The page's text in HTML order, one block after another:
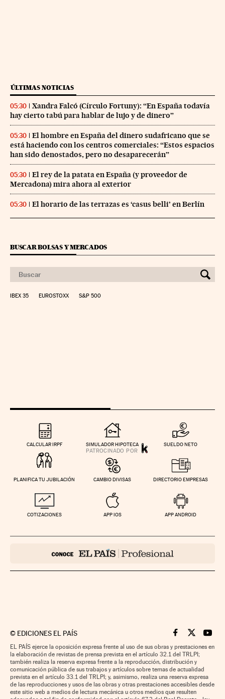
ÚLTIMAS NOTICIAS
05:30
Xandra Falcó (Círculo Fortuny): “En España todavía
hay cierto tabú para hablar de lujo y de dinero”
05:30
El hombre en España del dinero sudafricano que se
está haciendo con los centros comerciales: “Estos espacios
han sido denostados, pero no desaparecerán”
05:30
El rey de la patata en España (y proveedor de
Mercadona) mira ahora al exterior
05:30 El horario de las terrazas es ‘casus belli’ en Berlín
BUSCAR BOLSAS Y MERCADOS
IBEX 35 EUROSTOXX S&P 500
CALCULAR IRPF SIMULADOR HIPOTECA SUELDO NETO
PLANIFICA TU JUBILACIÓN CAMBIO DIVISAS DIRECTORIO EMPRESAS
COTIZACIONES APP IOS APP ANDROID
© EDICIONES EL PAÍS Cinco Días en
Cinco Días
Cinco
EL PAÍS ejerce la oposición expresa frente al uso de sus obras y prestaciones en
la elaboración de revistas de prensa prevista en el artículo 32.1 del TRLPI;
también realiza la reserva expresa frente a la reproducción, distribución y
comunicación pública de sus trabajos y artículos sobre temas de actualidad
prevista en el artículo 33.1 del TRLPI; y, asimismo, realiza una reserva expresa
de las reproducciones y usos de las obras y otras prestaciones accesibles desde
este sitio web a medios de lectura mecánica u otros medios que resulten